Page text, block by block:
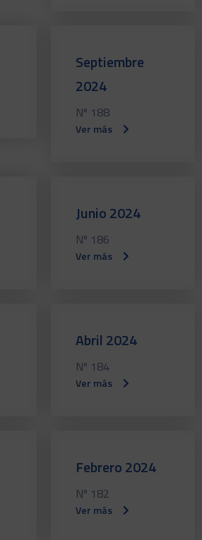
Septiembre
2024
Nº 188
Ver más
Junio 2024
Nº 186
Ver más
Abril 2024
Nº 184
Ver más
Febrero 2024
Nº 182
Ver más